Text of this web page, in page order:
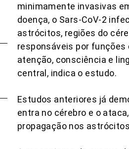
minimamente invasivas
doença, o Sars-CoV-2
astrócitos, regiões do
responsáveis por
atenção, consciência e
central, indica o estudo.
Estudos anteriores já
entra no cérebro e o
propagação nos